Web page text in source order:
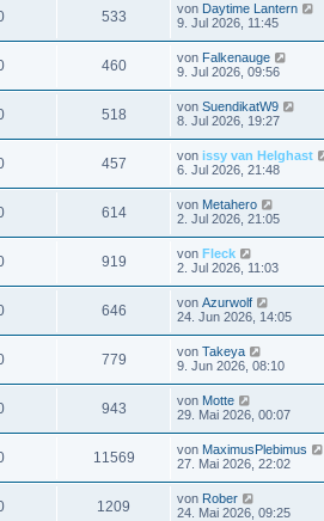
533 von Daytime Lantern
9. Jul 2026, 11:45
460 von Falkenauge
9. Jul 2026, 09:56
518 von SuendikatW9
8. Jul 2026, 19:27
457 von issy van Helghast
6. Jul 2026, 21:48
614 von Metahero
2. Jul 2026, 21:05
919 von Fleck
2. Jul 2026, 11:03
646 von Azurwolf
24. Jun 2026, 14:05
779 von Takeya
9. Jun 2026, 08:10
943 von Motte
29. Mai 2026, 00:07
11569 von MaximusPlebimus
27. Mai 2026, 22:02
1209 von Rober
24. Mai 2026, 09:25